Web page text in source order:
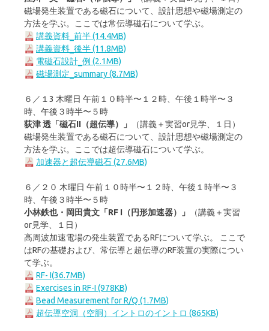
磁場発生装置である磁石について、設計思想や磁場測定の
方法を学ぶ。ここでは常伝導磁石について学ぶ。
講義資料_前半 (14.4MB)
講義資料_後半 (11.8MB)
電磁石設計_例 (2.1MB)
磁場測定_summary (8.7MB)
６／１3 木曜日 午前１０時半〜１２時、午後１時半〜３
時、午後３時半〜５時
荻津 透「磁石II（超伝導）」
（講義＋実習or見学、１日）
磁場発生装置である磁石について、設計思想や磁場測定の
方法を学ぶ。ここでは超伝導磁石について学ぶ。
加速器と超伝導磁⽯ (27.6MB)
６／２０ 木曜日 午前１０時半〜１２時、午後１時半〜３
時、午後３時半〜５時
小林鉄也・岡田貴文「RF I（円形加速器）」
（講義＋実習
or見学、１日）
高周波加速電場の発生装置であるRFについて学ぶ。 ここで
はRFの基礎および、常伝導と超伝導のRF装置の実際につい
て学ぶ。
RF- I(36.7MB)
Exercises in RF-I (978KB)
Bead Measurement for R/Q (1.7MB)
超伝導空洞（空胴）イントロのイントロ (865KB)